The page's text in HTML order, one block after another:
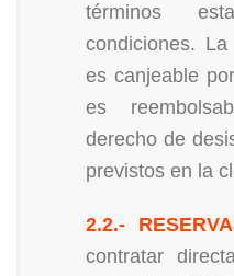
términos
condiciones.
es canjeable
es
derecho de
previstos en la
2.2.-
contratar